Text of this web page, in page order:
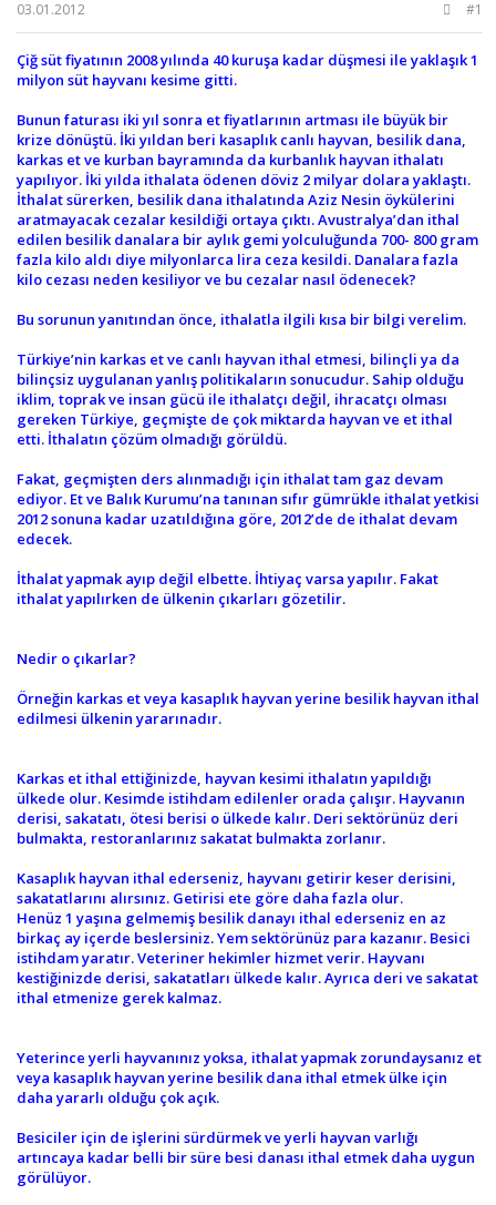
b
l
a
a
n
a
r
h
i
03.01.2012 #1
Çiğ süt fiyatının 2008 yılında 40 kuruşa kadar düşmesi ile yaklaşık 1
milyon süt hayvanı kesime gitti.
Bunun faturası iki yıl sonra et fiyatlarının artması ile büyük bir
krize dönüştü. İki yıldan beri kasaplık canlı hayvan, besilik dana,
karkas et ve kurban bayramında da kurbanlık hayvan ithalatı
yapılıyor. İki yılda ithalata ödenen döviz 2 milyar dolara yaklaştı.
İthalat sürerken, besilik dana ithalatında Aziz Nesin öykülerini
aratmayacak cezalar kesildiği ortaya çıktı. Avustralya’dan ithal
edilen besilik danalara bir aylık gemi yolculuğunda 700- 800 gram
fazla kilo aldı diye milyonlarca lira ceza kesildi. Danalara fazla
kilo cezası neden kesiliyor ve bu cezalar nasıl ödenecek?
Bu sorunun yanıtından önce, ithalatla ilgili kısa bir bilgi verelim.
Türkiye’nin karkas et ve canlı hayvan ithal etmesi, bilinçli ya da
bilinçsiz uygulanan yanlış politikaların sonucudur. Sahip olduğu
iklim, toprak ve insan gücü ile ithalatçı değil, ihracatçı olması
gereken Türkiye, geçmişte de çok miktarda hayvan ve et ithal
etti. İthalatın çözüm olmadığı görüldü.
Fakat, geçmişten ders alınmadığı için ithalat tam gaz devam
ediyor. Et ve Balık Kurumu’na tanınan sıfır gümrükle ithalat yetkisi
2012 sonuna kadar uzatıldığına göre, 2012’de de ithalat devam
edecek.
İthalat yapmak ayıp değil elbette. İhtiyaç varsa yapılır. Fakat
ithalat yapılırken de ülkenin çıkarları gözetilir.
Nedir o çıkarlar?
Örneğin karkas et veya kasaplık hayvan yerine besilik hayvan ithal
edilmesi ülkenin yararınadır.
Karkas et ithal ettiğinizde, hayvan kesimi ithalatın yapıldığı
ülkede olur. Kesimde istihdam edilenler orada çalışır. Hayvanın
derisi, sakatatı, ötesi berisi o ülkede kalır. Deri sektörünüz deri
bulmakta, restoranlarınız sakatat bulmakta zorlanır.
Kasaplık hayvan ithal ederseniz, hayvanı getirir keser derisini,
sakatatlarını alırsınız. Getirisi ete göre daha fazla olur.
Henüz 1 yaşına gelmemiş besilik danayı ithal ederseniz en az
birkaç ay içerde beslersiniz. Yem sektörünüz para kazanır. Besici
istihdam yaratır. Veteriner hekimler hizmet verir. Hayvanı
kestiğinizde derisi, sakatatları ülkede kalır. Ayrıca deri ve sakatat
ithal etmenize gerek kalmaz.
Yeterince yerli hayvanınız yoksa, ithalat yapmak zorundaysanız et
veya kasaplık hayvan yerine besilik dana ithal etmek ülke için
daha yararlı olduğu çok açık.
Besiciler için de işlerini sürdürmek ve yerli hayvan varlığı
artıncaya kadar belli bir süre besi danası ithal etmek daha uygun
görülüyor.